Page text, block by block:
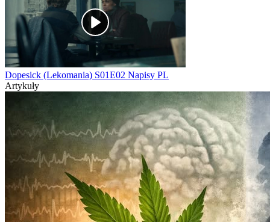
Dopesick (Lekomania) S01E02 Napisy PL
Artykuły